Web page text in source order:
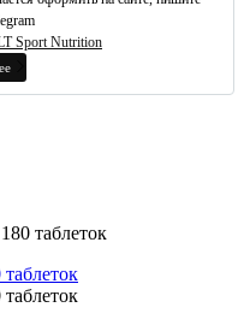
Sport Nutrition
таблеток